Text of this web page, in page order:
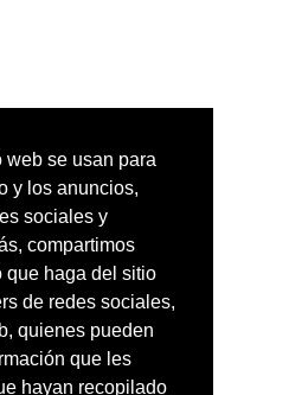
web se usan para
y los anuncios,
sociales y
compartimos
que haga del sitio
de redes sociales,
quienes pueden
que les
hayan recopilado